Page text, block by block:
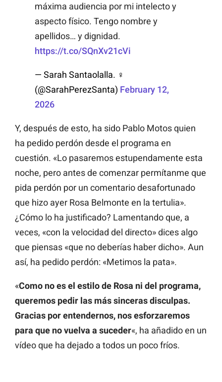
máxima audiencia por mi intelecto y
aspecto físico. Tengo nombre y
apellidos… y dignidad.
https://t.co/SQnXv21cVi
— Sarah Santaolalla. ♀
(@SarahPerezSanta) February 12,
2026
Y, después de esto, ha sido Pablo Motos quien
ha pedido perdón desde el programa en
cuestión. «Lo pasaremos estupendamente esta
noche, pero antes de comenzar permítanme que
pida perdón por un comentario desafortunado
que hizo ayer Rosa Belmonte en la tertulia».
¿Cómo lo ha justificado? Lamentando que, a
veces, «con la velocidad del directo» dices algo
que piensas «que no deberías haber dicho». Aun
así, ha pedido perdón: «Metimos la pata».
«Como no es el estilo de Rosa ni del programa,
queremos pedir las más sinceras disculpas.
Gracias por entendernos, nos esforzaremos
para que no vuelva a suceder«, ha añadido en un
vídeo que ha dejado a todos un poco fríos.